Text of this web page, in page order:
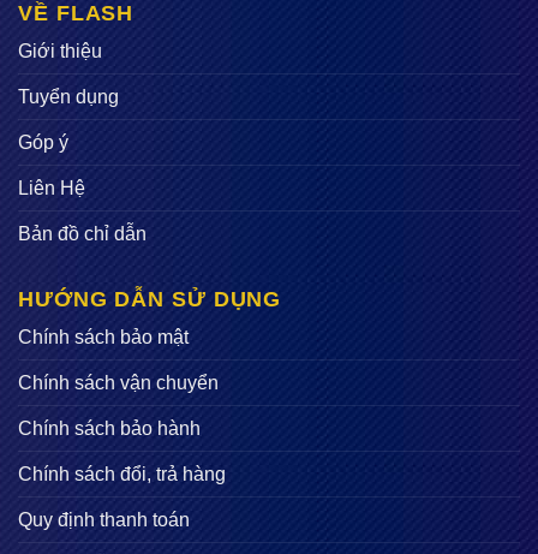
VỀ FLASH
Giới thiệu
Tuyển dụng
Góp ý
Liên Hệ
Bản đồ chỉ dẫn
HƯỚNG DẪN SỬ DỤNG
Chính sách bảo mật
Chính sách vận chuyển
Chính sách bảo hành
Chính sách đổi, trả hàng
Quy định thanh toán